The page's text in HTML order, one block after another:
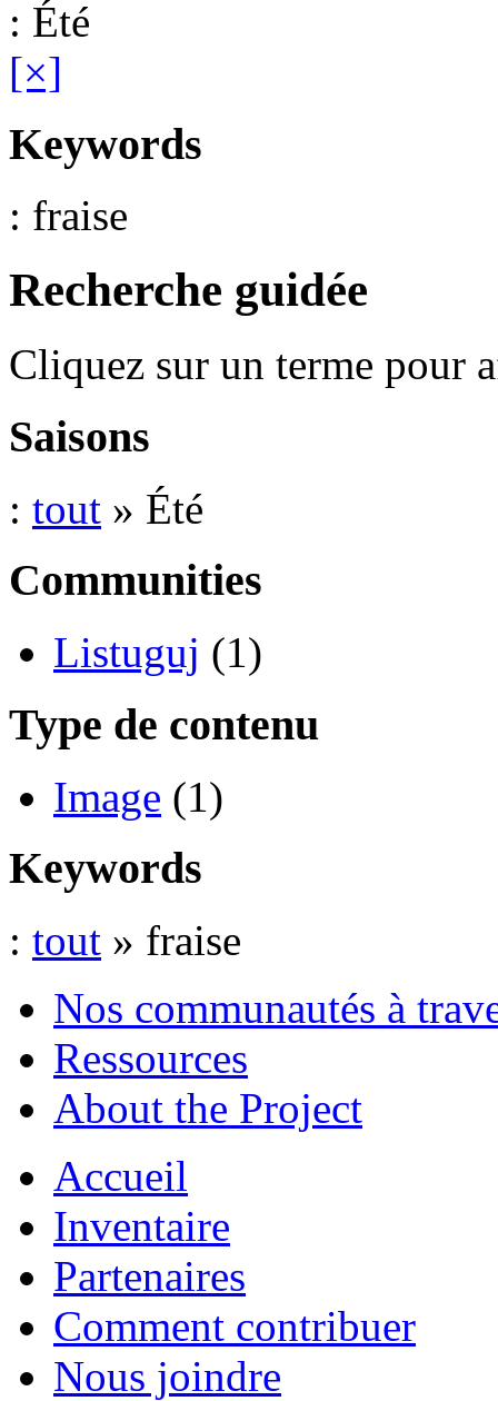
: Été
[×]
Keywords
: fraise
Recherche guidée
Cliquez sur un terme pour
Saisons
: tout » Été
Communities
Listuguj (1)
Type de contenu
Image (1)
Keywords
: tout » fraise
Nos communautés à
Ressources
About the Project
Accueil
Inventaire
Partenaires
Comment contribuer
Nous joindre